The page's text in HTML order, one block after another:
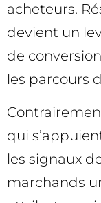
acheteurs.
devient un
de
les parcours
qui
les signaux
marchands